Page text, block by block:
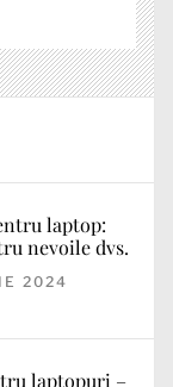
laptop:
nevoile dvs.
2024
laptopuri –